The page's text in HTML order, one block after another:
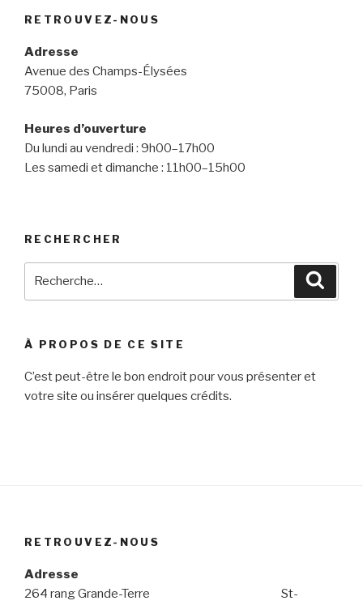
RETROUVEZ-NOUS
Adresse
Avenue des Champs-Élysées
75008, Paris
Heures d’ouverture
Du lundi au vendredi : 9h00–17h00
Les samedi et dimanche : 11h00–15h00
RECHERCHER
À PROPOS DE CE SITE
C’est peut-être le bon endroit pour vous présenter et
votre site ou insérer quelques crédits.
RETROUVEZ-NOUS
Adresse
264 rang Grande-Terre St-